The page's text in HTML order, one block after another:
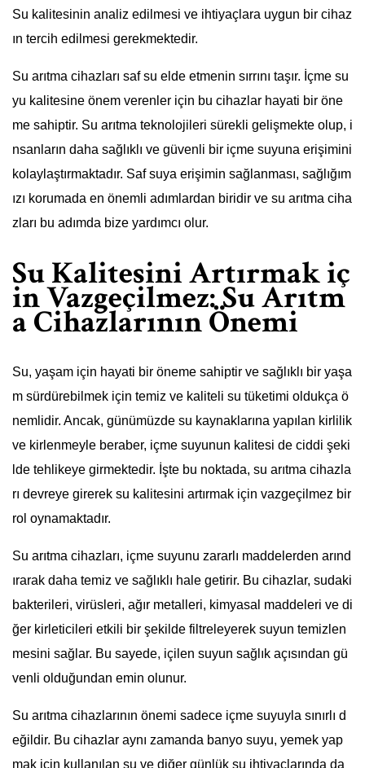
Su kalitesinin analiz edilmesi ve ihtiyaçlara uygun bir cihaz
ın tercih edilmesi gerekmektedir.
Su arıtma cihazları saf su elde etmenin sırrını taşır. İçme su
yu kalitesine önem verenler için bu cihazlar hayati bir öne
me sahiptir. Su arıtma teknolojileri sürekli gelişmekte olup, i
nsanların daha sağlıklı ve güvenli bir içme suyuna erişimini
kolaylaştırmaktadır. Saf suya erişimin sağlanması, sağlığım
ızı korumada en önemli adımlardan biridir ve su arıtma ciha
zları bu adımda bize yardımcı olur.
Su Kalitesini Artırmak iç
in Vazgeçilmez: Su Arıtm
a Cihazlarının Önemi
Su, yaşam için hayati bir öneme sahiptir ve sağlıklı bir yaşa
m sürdürebilmek için temiz ve kaliteli su tüketimi oldukça ö
nemlidir. Ancak, günümüzde su kaynaklarına yapılan kirlilik
ve kirlenmeyle beraber, içme suyunun kalitesi de ciddi şeki
lde tehlikeye girmektedir. İşte bu noktada, su arıtma cihazla
rı devreye girerek su kalitesini artırmak için vazgeçilmez bir
rol oynamaktadır.
Su arıtma cihazları, içme suyunu zararlı maddelerden arınd
ırarak daha temiz ve sağlıklı hale getirir. Bu cihazlar, sudaki
bakterileri, virüsleri, ağır metalleri, kimyasal maddeleri ve di
ğer kirleticileri etkili bir şekilde filtreleyerek suyun temizlen
mesini sağlar. Bu sayede, içilen suyun sağlık açısından gü
venli olduğundan emin olunur.
Su arıtma cihazlarının önemi sadece içme suyuyla sınırlı d
eğildir. Bu cihazlar aynı zamanda banyo suyu, yemek yap
mak için kullanılan su ve diğer günlük su ihtiyaçlarında da